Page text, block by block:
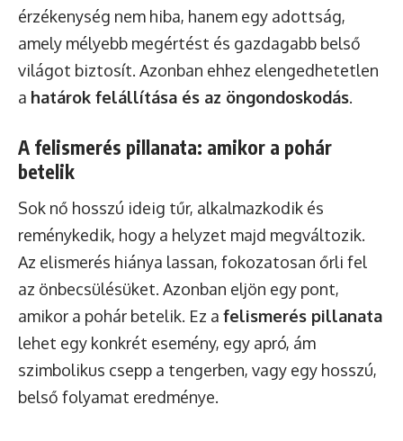
érzékenység nem hiba, hanem egy adottság,
amely mélyebb megértést és gazdagabb belső
világot biztosít. Azonban ehhez elengedhetetlen
a határok felállítása és az öngondoskodás.
A felismerés pillanata: amikor a pohár
betelik
Sok nő hosszú ideig tűr, alkalmazkodik és
reménykedik, hogy a helyzet majd megváltozik.
Az elismerés hiánya lassan, fokozatosan őrli fel
az önbecsülésüket. Azonban eljön egy pont,
amikor a pohár betelik. Ez a felismerés pillanata
lehet egy konkrét esemény, egy apró, ám
szimbolikus csepp a tengerben, vagy egy hosszú,
belső folyamat eredménye.